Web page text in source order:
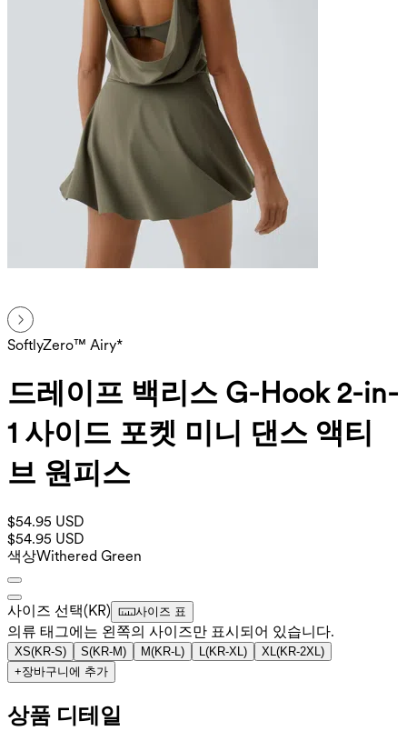
SoftlyZero™ Airy*
드레이프 백리스 G-Hook 2-in-
1 사이드 포켓 미니 댄스 액티
브 원피스
$54.95 USD
$54.95 USD
색상Withered Green
사이즈 선택(KR) 사이즈 표
의류 태그에는 왼쪽의 사이즈만 표시되어 있습니다.
XS(KR-S) S(KR-M) M(KR-L) L(KR-XL) XL(KR-2XL)
+장바구니에 추가
상품 디테일